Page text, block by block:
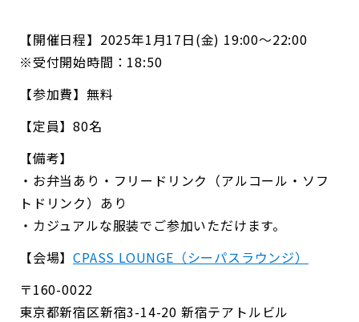
【開催日程】2025年1月17日(金) 19:00～22:00
※受付開始時間：18:50
【参加費】無料
【定員】80名
【備考】
・お弁当あり・フリードリンク（アルコール・ソフ
トドリンク）あり
・カジュアルな服装でご参加いただけます。
【会場】CPASS LOUNGE（シーパスラウンジ）
〒160-0022
東京都新宿区新宿3-14-20 新宿テアトルビル